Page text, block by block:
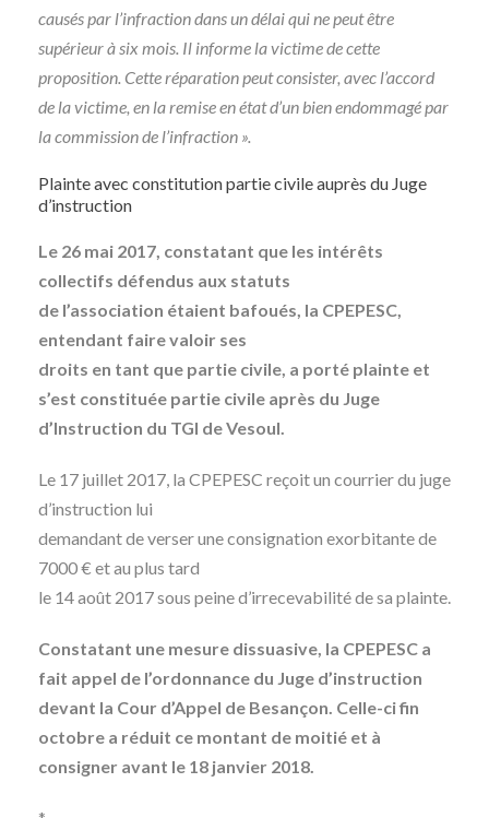
causés par l’infraction dans un délai qui ne peut être
supérieur à six mois. Il informe la victime de cette
proposition. Cette réparation peut consister, avec l’accord
de la victime, en la remise en état d’un bien endommagé par
la commission de l’infraction ».
Plainte avec constitution partie civile auprès du Juge
d’instruction
Le 26 mai 2017, constatant que les intérêts
collectifs défendus aux statuts
de l’association étaient bafoués, la CPEPESC,
entendant faire valoir ses
droits en tant que partie civile, a porté plainte et
s’est constituée partie civile après du Juge
d’Instruction du TGI de Vesoul.
Le 17 juillet 2017, la CPEPESC reçoit un courrier du juge
d’instruction lui
demandant de verser une consignation exorbitante de
7000 € et au plus tard
le 14 août 2017 sous peine d’irrecevabilité de sa plainte.
Constatant une mesure dissuasive, la CPEPESC a
fait appel de l’ordonnance du Juge d’instruction
devant la Cour d’Appel de Besançon. Celle-ci fin
octobre a réduit ce montant de moitié et à
consigner avant le 18 janvier 2018.